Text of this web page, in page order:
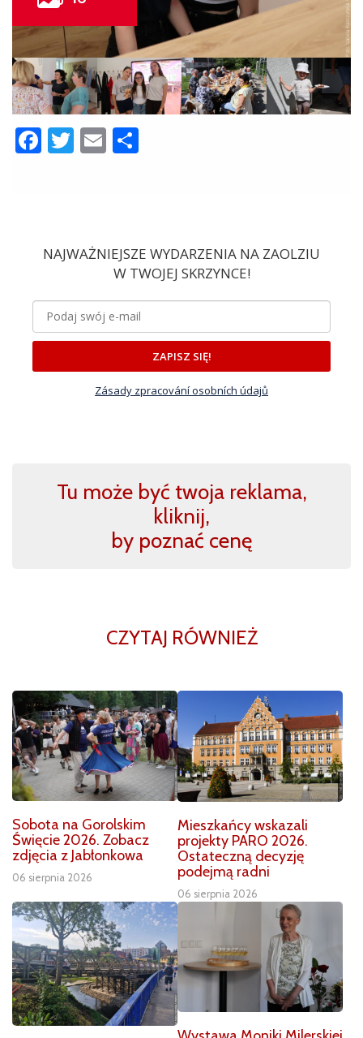
Facebook
Twitter
Email
NAJWAŻNIEJSZE WYDARZENIA NA ZAOLZIU
W TWOJEJ SKRZYNCE!
ZAPISZ SIĘ!
Zásady zpracování osobních údajů
Tu może być twoja reklama,
kliknij,
by poznać cenę
CZYTAJ RÓWNIEŻ
Sobota na Gorolskim
Święcie 2026. Zobacz
zdjęcia z Jabłonkowa
06 sierpnia 2026
Mieszkańcy wskazali
projekty PARO 2026.
Ostateczną decyzję
podejmą radni
06 sierpnia 2026